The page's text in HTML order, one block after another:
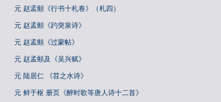
元 赵孟頫《行书十札卷》（札四）
元 赵孟頫《趵突泉诗》
元 赵孟頫《过蒙帖》
元 赵孟頫及《吴兴赋》
元 陆居仁 《苕之水诗》
元 鲜于枢 册页《醉时歌等唐人诗十二首》